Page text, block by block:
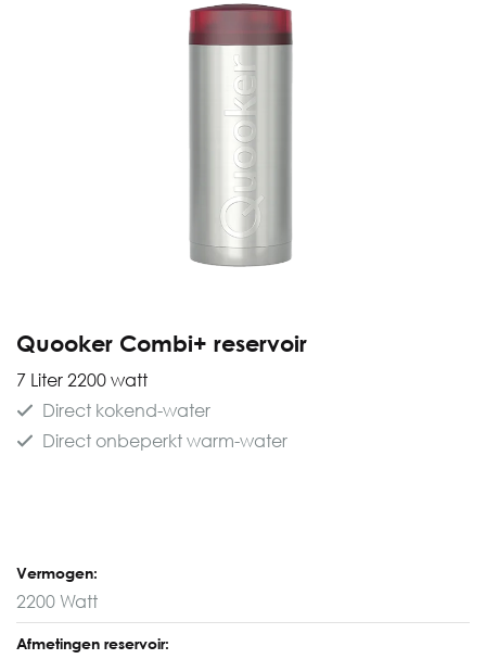
Quooker Combi+ reservoir
7 Liter 2200 watt
Direct kokend-water
Direct onbeperkt warm-water
Vermogen:
2200 Watt
Afmetingen reservoir: